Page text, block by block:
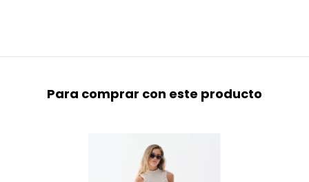
Para comprar con este producto